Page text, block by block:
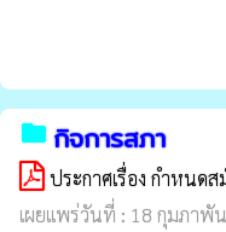
folder กิจการสภา
ประกาศเรื่อง กำหน
เผยแพร่วันที่ : 18 กุมภาพั